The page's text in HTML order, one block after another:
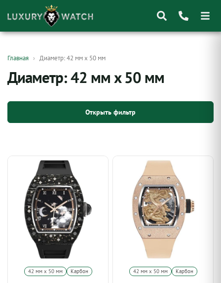
товаров
Главная Диаметр: 42 мм x 50 мм
Диаметр: 42 мм x 50 мм
Открыть фильтр
42 мм x 50 мм Карбон 42 мм x 50 мм Карбон